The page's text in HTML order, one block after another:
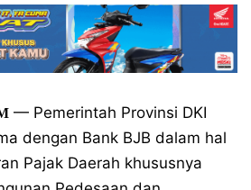
— Pemerintah Provinsi DKI
dengan Bank BJB dalam hal
Pajak Daerah khususnya